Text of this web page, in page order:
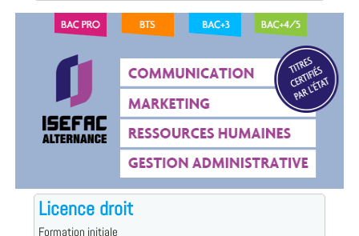
Licence droit
Formation initiale